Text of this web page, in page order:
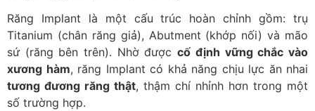
Răng Implant là một cấu trúc hoàn chỉnh gồm: trụ
Titanium (chân răng giả), Abutment (khớp nối) và mão
sứ (răng bên trên). Nhờ đượccố định vững chắc vào
xương hàm, răng Implant có khả năng chịu lực ăn nhai
tương đương răng thật, thậm chí nhỉnh hơn trong một
số trường hợp.